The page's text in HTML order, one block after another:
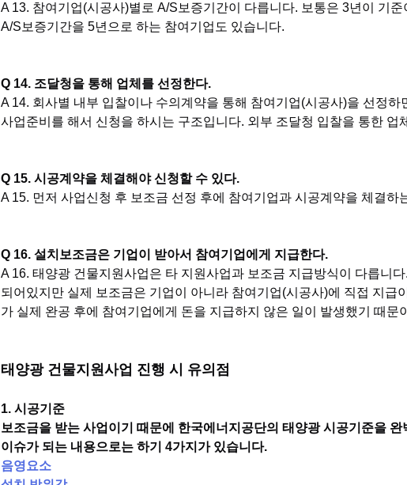
A 13. 참여기업(시공사)별로 A/S보증기간이 다릅니다. 보통은 3년이 기
A/S보증기간을 5년으로 하는 참여기업도 있습니다.
Q 14. 조달청을 통해 업체를 선정한다.
A 14. 회사별 내부 입찰이나 수의계약을 통해 참여기업(시공사)을 선정
사업준비를 해서 신청을 하시는 구조입니다. 외부 조달청 입찰을 통한 업
Q 15. 시공계약을 체결해야 신청할 수 있다.
A 15. 먼저 사업신청 후 보조금 선정 후에 참여기업과 시공계약을 체결하
Q 16. 설치보조금은 기업이 받아서 참여기업에게 지급한다.
A 16. 태양광 건물지원사업은 타 지원사업과 보조금 지급방식이 다릅니
되어있지만 실제 보조금은 기업이 아니라 참여기업(시공사)에 직접 지급
가 실제 완공 후에 참여기업에게 돈을 지급하지 않은 일이 발생했기 때문
태양광 건물지원사업 진행 시 유의점
1. 시공기준
보조금을 받는 사업이기 때문에 한국에너지공단의 태양광 시공기준을 완
이슈가 되는 내용으로는 하기 4가지가 있습니다.
음영요소